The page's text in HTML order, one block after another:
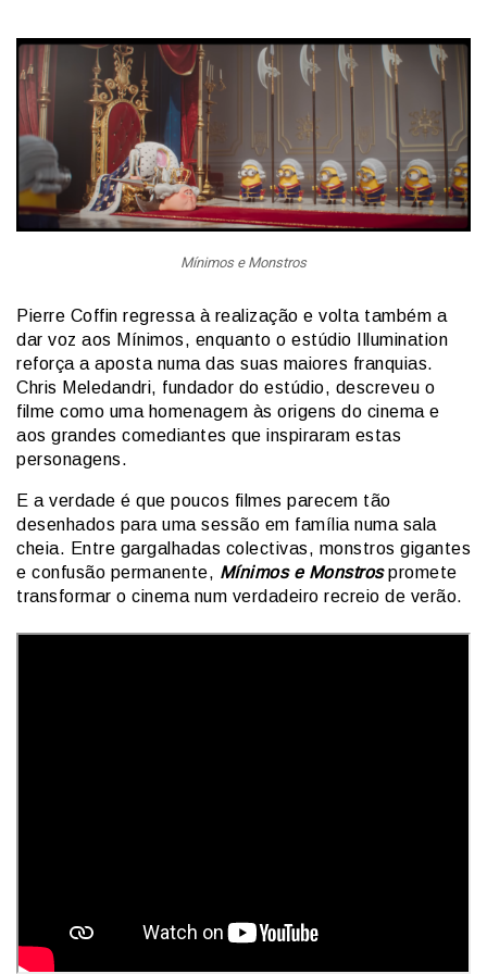
Mínimos e Monstros
Pierre Coffin regressa à realização e volta também a
dar voz aos Mínimos, enquanto o estúdio Illumination
reforça a aposta numa das suas maiores franquias.
Chris Meledandri, fundador do estúdio, descreveu o
filme como uma homenagem às origens do cinema e
aos grandes comediantes que inspiraram estas
personagens.
E a verdade é que poucos filmes parecem tão
desenhados para uma sessão em família numa sala
cheia. Entre gargalhadas colectivas, monstros gigantes
e confusão permanente, Mínimos e Monstros promete
transformar o cinema num verdadeiro recreio de verão.